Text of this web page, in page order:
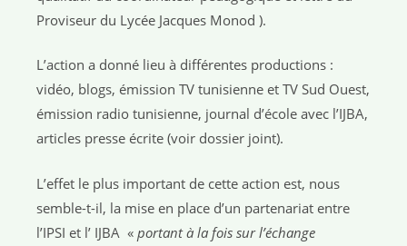
Proviseur du Lycée Jacques Monod ).
L’action a donné lieu à différentes productions :
vidéo, blogs, émission TV tunisienne et TV Sud Ouest,
émission radio tunisienne, journal d’école avec l’IJBA,
articles presse écrite (voir dossier joint).
L’effet le plus important de cette action est, nous
semble-t-il, la mise en place d’un partenariat entre
l’IPSI et l’ IJBA « portant à la fois sur l’échange